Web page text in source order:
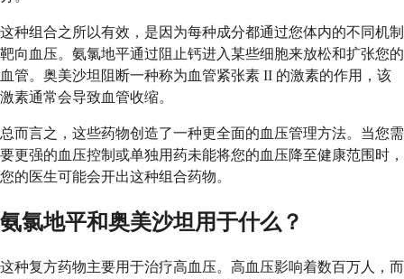
这种组合之所以有效，是因为每种成分都通过您体内的不同机制
靶向血压。氨氯地平通过阻止钙进入某些细胞来放松和扩张您的
血管。奥美沙坦阻断一种称为血管紧张素 II 的激素的作用，该
激素通常会导致血管收缩。
总而言之，这些药物创造了一种更全面的血压管理方法。当您需
要更强的血压控制或单独用药未能将您的血压降至健康范围时，
您的医生可能会开出这种组合药物。
氨氯地平和奥美沙坦用于什么？
这种复方药物主要用于治疗高血压。高血压影响着数百万人，而